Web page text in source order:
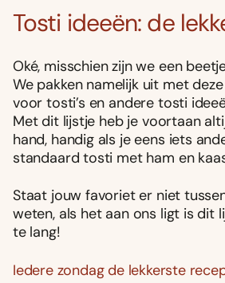
Tosti ideeën: de
Oké, misschien zijn we een
We pakken namelijk uit met
voor tosti’s en andere tosti
Met dit lijstje heb je voortaan
hand, handig als je eens iets
standaard tosti met ham en
Staat jouw favoriet er niet
weten, als het aan ons ligt is dit
te lang!
Iedere zondag de lekkerste